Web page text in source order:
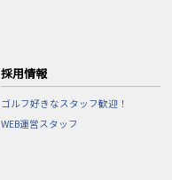
採用情報
ゴルフ好きなスタッフ歓迎！
WEB運営スタッフ